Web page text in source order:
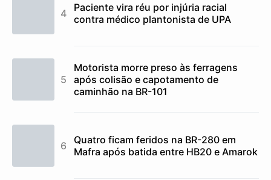
Paciente vira réu por injúria racial
contra médico plantonista de UPA
Motorista morre preso às ferragens
após colisão e capotamento de
caminhão na BR-101
Quatro ficam feridos na BR-280 em
Mafra após batida entre HB20 e Amarok